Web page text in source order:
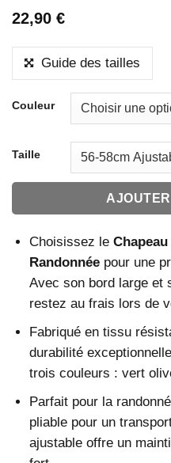
22,90 €
Guide des tailles
Couleur
Taille
Choisissez le
Randonnéepour une
Avec son bord large
restez au frais lors de
Fabriqué en tissu
durabilité
trois couleurs : vert
Parfait pour la
pliable pour un
ajustable offre un